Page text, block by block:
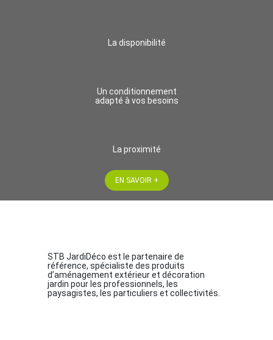
La disponibilité
Un conditionnement
adapté à vos besoins
La proximité
EN SAVOIR +
STB JardiDéco est le partenaire de
référence, spécialiste des produits
d’aménagement extérieur et décoration
jardin pour les professionnels, les
paysagistes, les particuliers et collectivités.